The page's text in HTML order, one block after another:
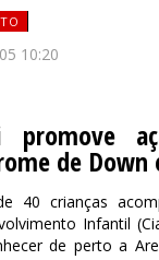
10:20
promove
de Down
40 crianças
Infantil
de perto a